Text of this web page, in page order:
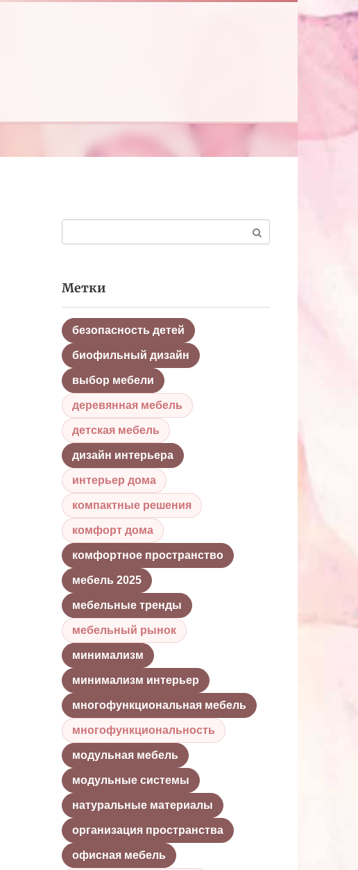
Метки
безопасность детей
биофильный дизайн
выбор мебели
деревянная мебель
детская мебель
дизайн интерьера
интерьер дома
компактные решения
комфорт дома
комфортное пространство
мебель 2025
мебельные тренды
мебельный рынок
минимализм
минимализм интерьер
многофункциональная мебель
многофункциональность
модульная мебель
модульные системы
натуральные материалы
организация пространства
офисная мебель